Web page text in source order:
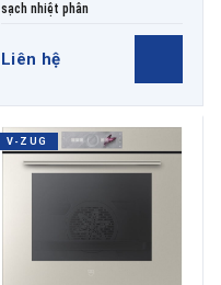
sạch nhiệt phân
Liên hệ
V-ZUG